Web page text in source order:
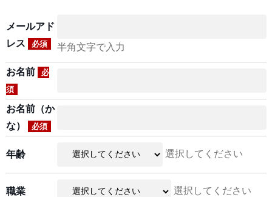
メールアド
レス
必須 半角文字で入力
お名前
必
須
お名前（か
な）
必須
年齢 選択してください
職業 選択してください